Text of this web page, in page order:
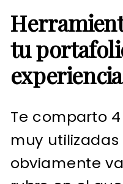
tu
experiencia
Te comparto
muy
obviamente